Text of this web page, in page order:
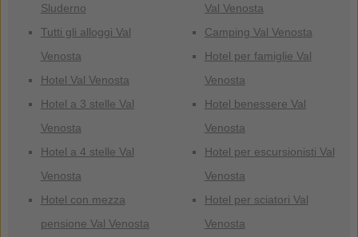
Sluderno
Tutti gli alloggi Val
Venosta
Hotel Val Venosta
Hotel a 3 stelle Val
Venosta
Hotel a 4 stelle Val
Venosta
Hotel con mezza
pensione Val Venosta
Val Venosta
Camping Val Venosta
Hotel per famiglie Val
Venosta
Hotel benessere Val
Venosta
Hotel per escursionisti Val
Venosta
Hotel per sciatori Val
Venosta